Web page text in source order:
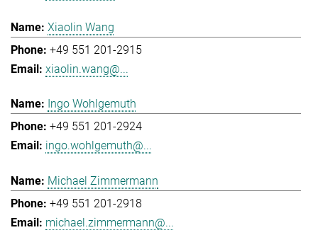
Xiaolin Wang
+49 551 201-2915
xiaolin.wang@...
Ingo Wohlgemuth
+49 551 201-2924
ingo.wohlgemuth@...
Michael Zimmermann
+49 551 201-2918
michael.zimmermann@...